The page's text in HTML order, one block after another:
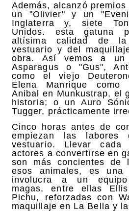
Además, alcanzó
un "Olivier" y un
Inglaterra y, siete
Unidos. esta gatuna
altísima calidad de la
vestuario y del
obra. Así vemos a un
Asparagus o "Gus",
como el viejo
Elena Manrique como
Anibal en Munkustrap, el
historia; o un Auro
Tugger, prácticamente
Cinco horas antes de
empiezan las labores
vestuario. Llevar
actores a convertirse en
son más concientes de
esos animales, es una
involucra a un
magas, entre ellas
Pichu, reforzadas con
maquillaje en La Bella y